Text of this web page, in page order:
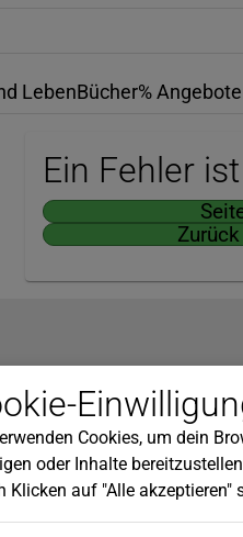
LebenBücher% Angebote
Ein Fehler
Newsletter!
Cookies, um dein
oder Inhalte
Klicken auf "Alle